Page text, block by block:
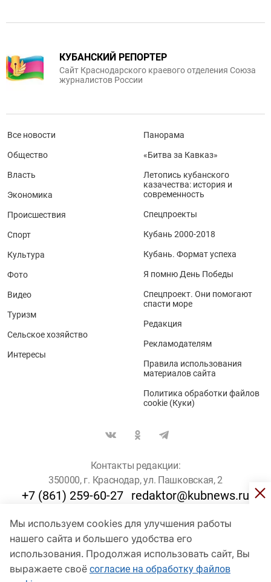
Мы используем cookies для улучшения работы
нашего сайта и большего удобства его
использования. Продолжая использовать сайт, Вы
выражаете своё согласие на обработку файлов
КУБАНСКИЙ РЕПОРТЕР
Сайт Краснодарского краевого отделения Союза
журналистов России
Все новости
Общество
Власть
Экономика
Происшествия
Спорт
Культура
Фото
Видео
Туризм
Сельское хозяйство
Интересы
Панорама
«Битва за Кавказ»
Летопись кубанского
казачества: история и
современность
Спецпроекты
Кубань 2000-2018
Кубань. Формат успеха
Я помню День Победы
Спецпроект. Они помогают
спасти море
Редакция
Рекламодателям
Правила использования
материалов сайта
Политика обработки файлов
cookie (Куки)
Контакты редакции:
350000, г. Краснодар, ул. Пашковская, 2
+7 (861) 259-60-27 redaktor@kubnews.ru
Для пользователей старше 16 лет
© Кубанские Новости, 2017
Сетевое издание «kubnews» зарегистрировано Федеральной
службой по надзору в сфере связи, информационных технологий